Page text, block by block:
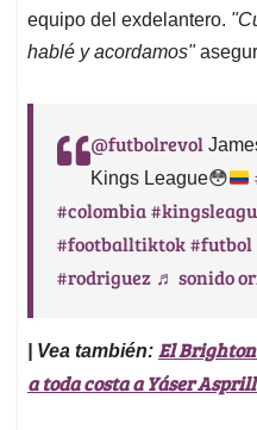
equipo del exdelantero.
hablé y acordamos"
@futbolrevol
Kings League😳
#colombia
#footballtiktok#futbol
#rodriguez ♬ sonido
| Vea también: El
a toda costa a Yáser